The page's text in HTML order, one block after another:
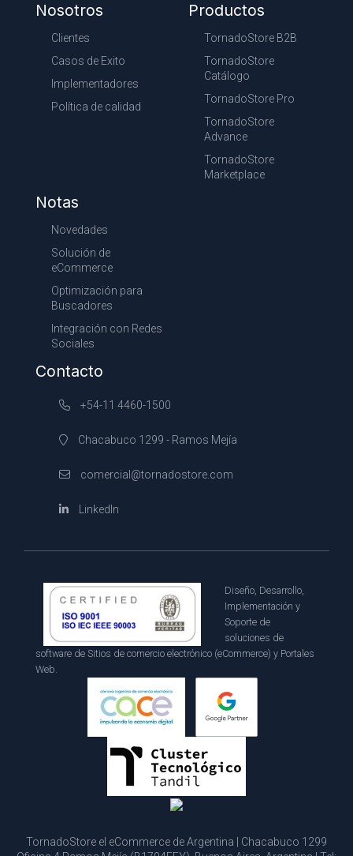
Nosotros
Clientes
Casos de Exito
Implementadores
Política de calidad
Productos
TornadoStore B2B
TornadoStore
Catálogo
TornadoStore Pro
TornadoStore
Advance
TornadoStore
Marketplace
Notas
Novedades
Solución de
eCommerce
Optimización para
Buscadores
Integración con Redes
Sociales
Contacto
+54-11 4460-1500
Chacabuco 1299 - Ramos Mejía
comercial@tornadostore.com
LinkedIn
Diseño, Desarrollo,
Implementación y
Soporte de
soluciones de
software de Sitios de comercio electrónico (eCommerce) y Portales
Web.
TornadoStore el eCommerce de Argentina | Chacabuco 1299